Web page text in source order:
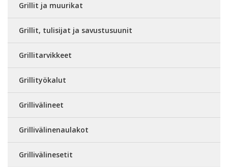
Grillit ja muurikat
Grillit, tulisijat ja savustusuunit
Grillitarvikkeet
Grillityökalut
Grillivälineet
Grillivälinenaulakot
Grillivälinesetit